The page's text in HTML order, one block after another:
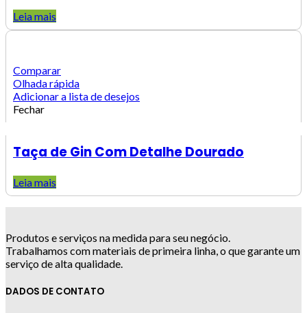
Leia mais
Comparar
Olhada rápida
Adicionar a lista de desejos
Fechar
Taça de Gin Com Detalhe Dourado
Leia mais
Produtos e serviços na medida para seu negócio.
Trabalhamos com materiais de primeira linha, o que garante um
serviço de alta qualidade.
DADOS DE CONTATO